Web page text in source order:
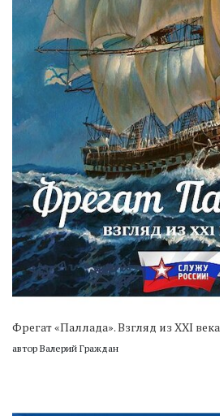
Фрегат «Паллада». Взгляд из XXI века
автор Валерий Граждан